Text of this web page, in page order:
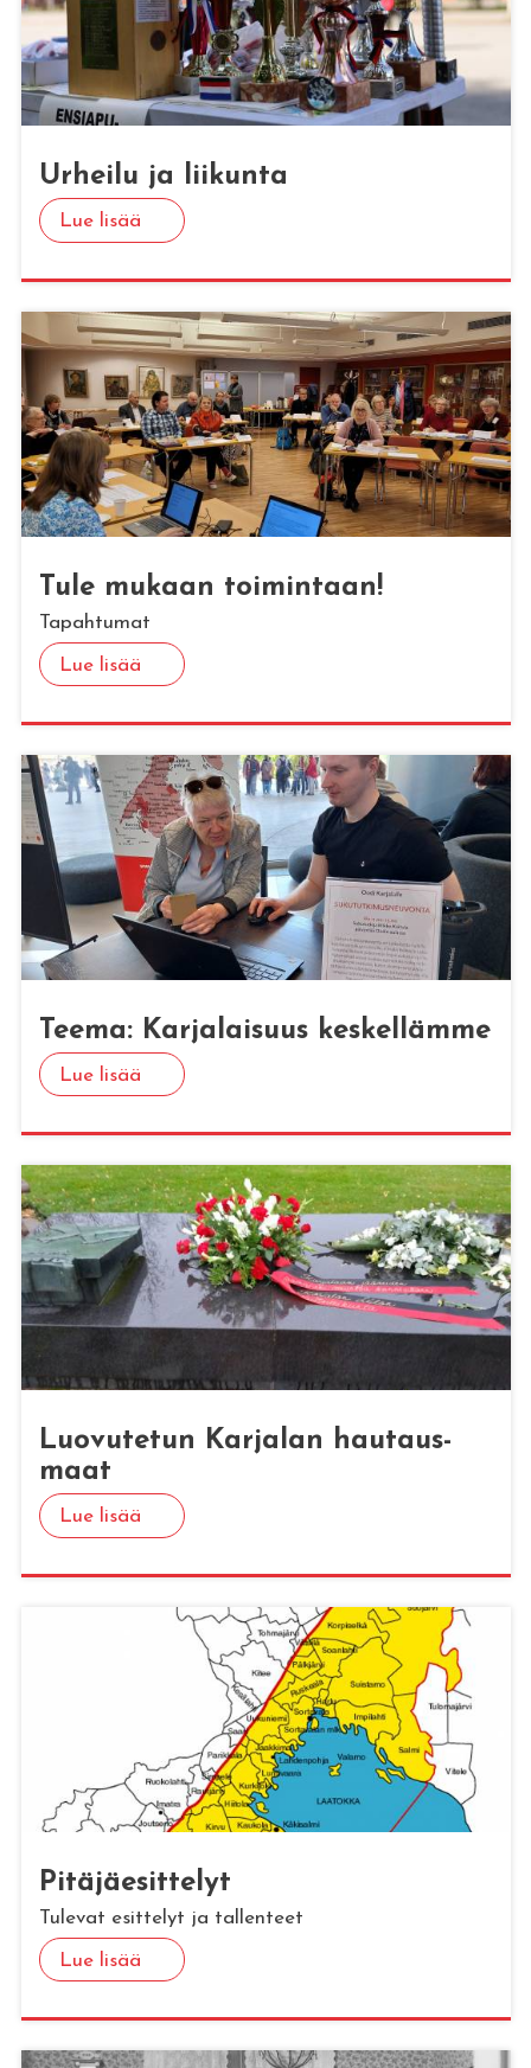
Ur­hei­lu ja lii­kun­ta
Lue lisää
Tule mu­kaan toi­min­taan!
Tapahtumat
Lue lisää
Teema: Kar­ja­lai­suus kes­kel­läm­me
Lue lisää
Luo­vu­te­tun Kar­ja­lan hau­taus­
maat
Lue lisää
Pi­tä­jäe­sit­te­lyt
Tulevat esittelyt ja tallenteet
Lue lisää